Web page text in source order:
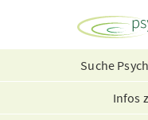
Suche
Infos